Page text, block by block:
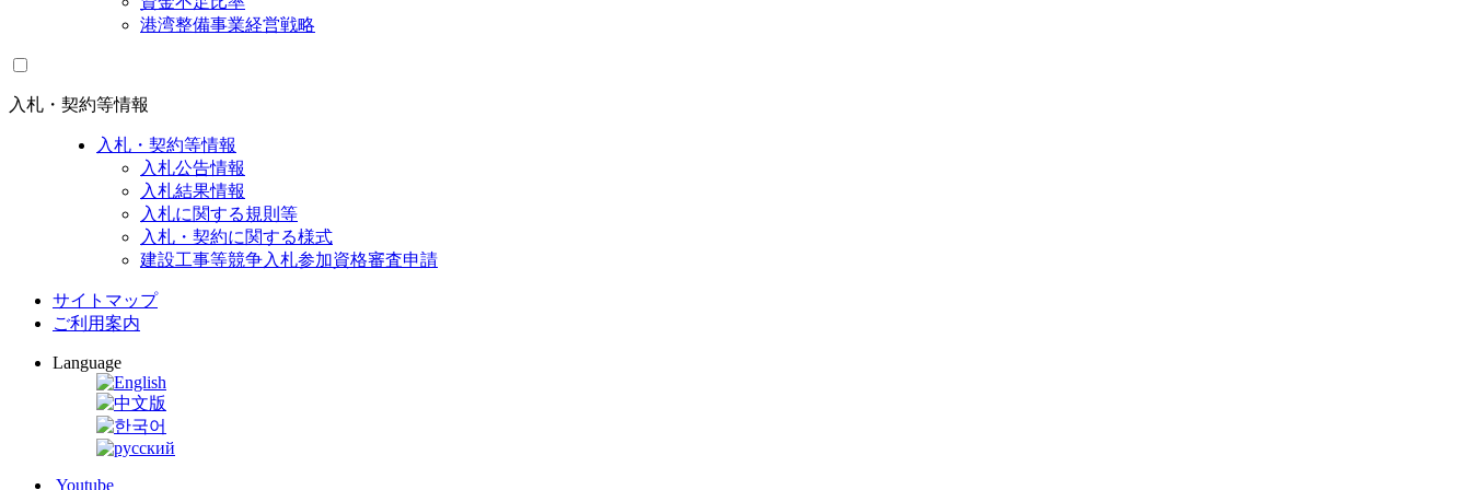
港湾整備事業経営戦略
入札・契約等情報
入札・契約等情報
入札公告情報
入札結果情報
入札に関する規則等
入札・契約に関する様式
建設工事等競争入札参加資格審査申請
サイトマップ
ご利用案内
Language
Youtube